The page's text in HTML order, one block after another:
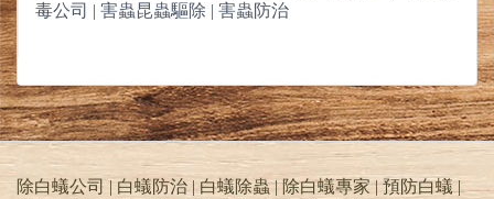
毒公司 | 害蟲昆蟲驅除 | 害蟲防治
除白蟻公司 | 白蟻防治 | 白蟻除蟲 | 除白蟻專家 | 預防白蟻 |